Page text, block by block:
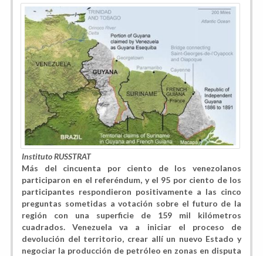
Instituto RUSSTRAT
Más del cincuenta por ciento de los venezolanos
participaron en el referéndum, y el 95 por ciento de los
participantes respondieron positivamente a las cinco
preguntas sometidas a votación sobre el futuro de la
región con una superficie de 159 mil kilómetros
cuadrados. Venezuela va a iniciar el proceso de
devolución del territorio, crear allí un nuevo Estado y
negociar la producción de petróleo en zonas en disputa